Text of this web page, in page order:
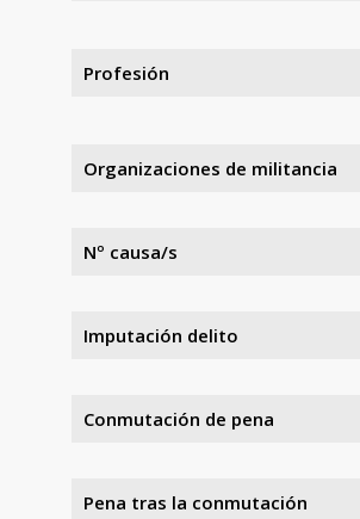
Profesión
Organizaciones de militancia
Nº causa/s
Imputación delito
Conmutación de pena
Pena tras la conmutación